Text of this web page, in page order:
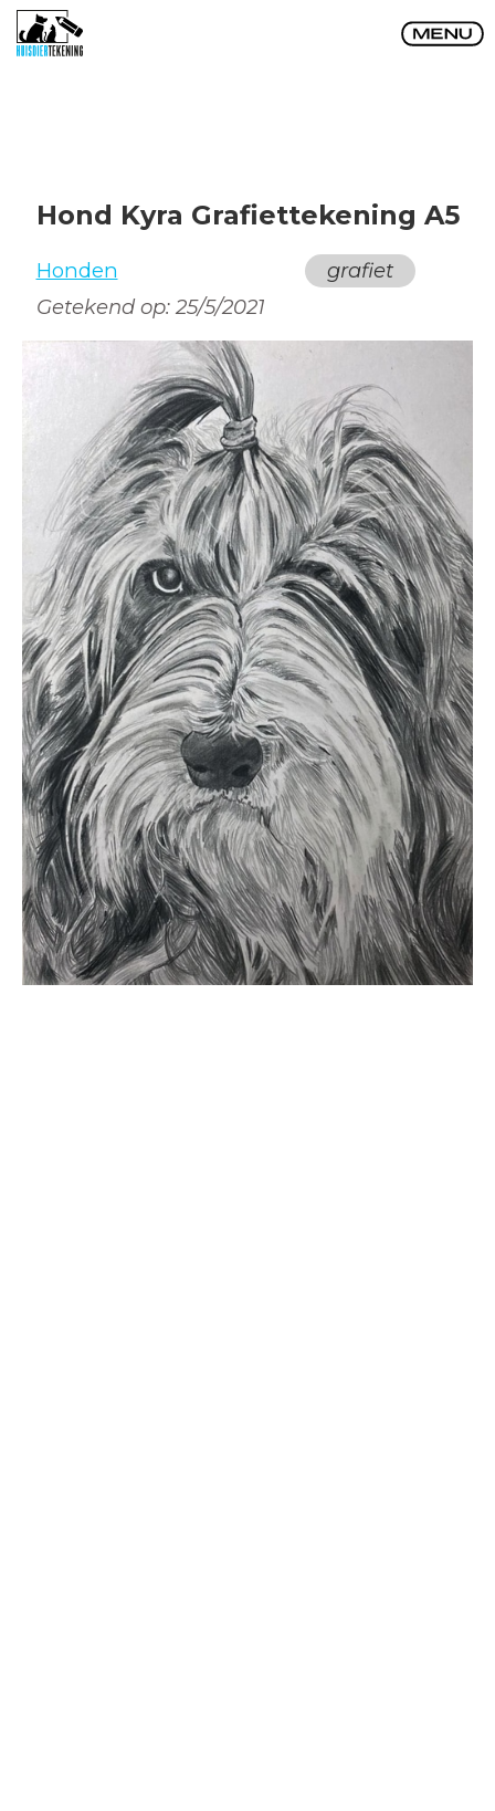
Hond Kyra Grafiettekening A5
Honden
grafiet
Getekend op:25/5/2021